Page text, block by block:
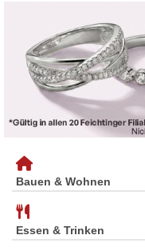
Bauen & Wohnen
Essen & Trinken